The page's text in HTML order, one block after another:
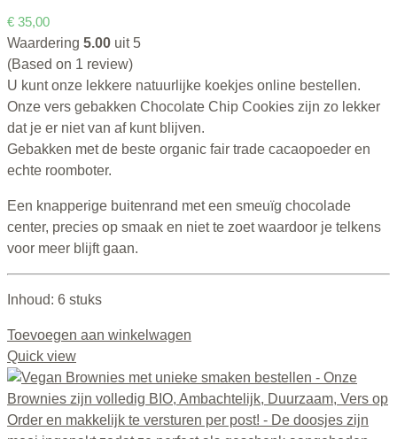
€ 35,00
Waardering 5.00 uit 5
(Based on 1 review)
U kunt onze lekkere natuurlijke koekjes online bestellen.
Onze vers gebakken Chocolate Chip Cookies zijn zo lekker
dat je er niet van af kunt blijven.
Gebakken met de beste organic fair trade cacaopoeder en
echte roomboter.
Een knapperige buitenrand met een smeuïg chocolade
center, precies op smaak en niet te zoet waardoor je telkens
voor meer blijft gaan.
Inhoud: 6 stuks
Toevoegen aan winkelwagen
Quick view